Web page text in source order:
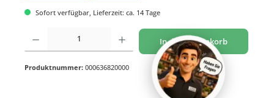
Sofort verfügbar, Lieferzeit: ca. 14 Tage
Produkt Anzahl: Gib den gewünschten Wert ein oder benutze die Schaltflächen um
In den Warenkorb
Produktnummer: 000636820000